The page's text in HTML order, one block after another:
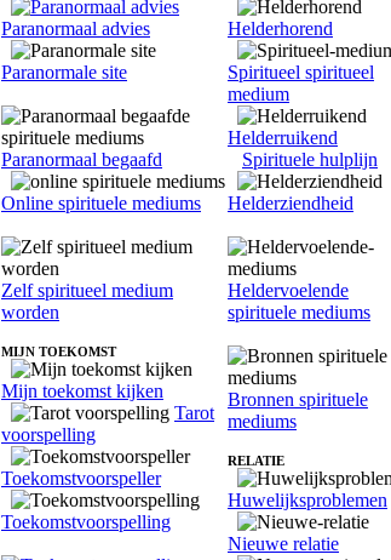
Paranormaal advies
Paranormale site
Paranormaal begaafd
Online spirituele mediums
Zelf spiritueel medium
worden
MIJN TOEKOMST
Mijn toekomst kijken
Tarot
voorspelling
Toekomstvoorspeller
Toekomstvoorspelling
Helderhorend
Spiritueel spiritueel
medium
Helderruikend
Spirituele hulplijn
Helderziendheid
Heldervoelende
spirituele mediums
Bronnen spirituele
mediums
RELATIE
Huwelijksproblemen
Nieuwe relatie